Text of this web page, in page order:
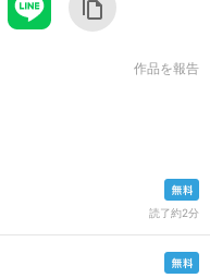
作品を報告
読了約2分